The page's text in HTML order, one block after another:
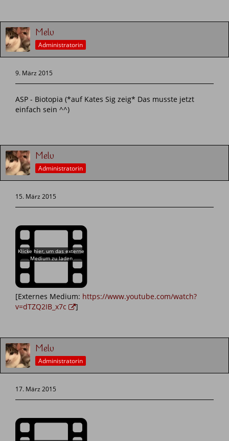
Melu
Administratorin
9. März 2015
ASP - Biotopia (*auf Kates Sig zeig* Das musste jetzt
einfach sein ^^)
Melu
Administratorin
15. März 2015
[Externes Medium: https://www.youtube.com/watch?
v=dTZQ2IB_x7c
]
Melu
Administratorin
17. März 2015